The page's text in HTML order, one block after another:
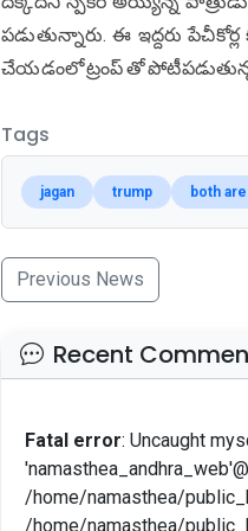
పడుతున్నారు. ఈ ఇద్దరు
చేయడంలో ట్రంప్ తో పోటీపడుతున్న
Tags
jagan trump both
Previous News
Recent
Fatal error: Uncaught
/home/namasthea/
/home/namasthea/